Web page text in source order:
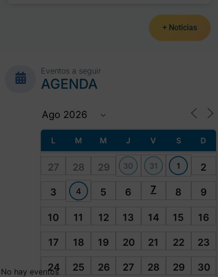
+ Noticias
Eventos a seguir
AGENDA
L M M J V S D
27 28 29 30 31 1 2
3 4 5 6 7 8 9
10 11 12 13 14 15 16
17 18 19 20 21 22 23
24 25 26 27 28 29 30
No hay eventos